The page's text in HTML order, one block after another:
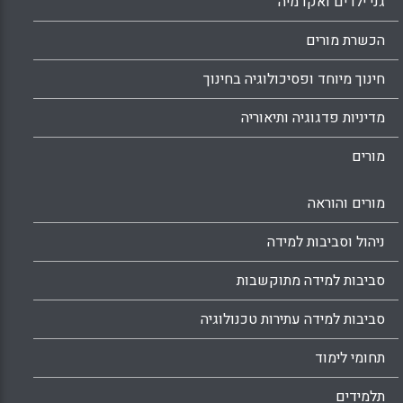
הכשרת מורים
חינוך מיוחד ופסיכולוגיה בחינוך
מדיניות פדגוגיה ותיאוריה
מורים
מורים והוראה
ניהול וסביבות למידה
סביבות למידה מתוקשבות
סביבות למידה עתירות טכנולוגיה
תחומי לימוד
תלמידים